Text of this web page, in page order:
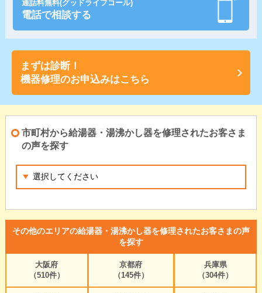
通話料無料(グッドライフコール)
電話で相談する
まずは診断！
機器修理のお申込みはこちら
市町村から給湯器・湯沸かし器を修理されたお客さま
の声を探す
その他のエリアの給湯器・湯沸かし器を修理されたお客さまの声
を探す
大阪府
（510件）
京都府
（145件）
兵庫県
（304件）